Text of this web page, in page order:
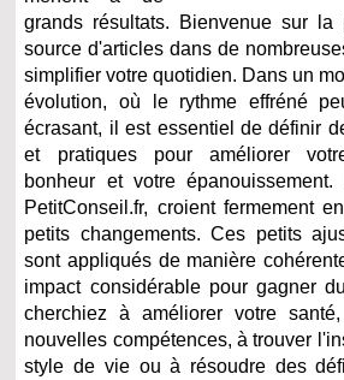
grands résultats. Bienvenue sur la
source d'articles dans de
simplifier votre quotidien. Dans un
évolution, où le rythme effréné
écrasant, il est essentiel de définir
et pratiques pour améliorer
bonheur et votre
PetitConseil.fr, croient fermement
petits changements. Ces petits
sont appliqués de manière
impact considérable pour gagner
cherchiez à améliorer votre
nouvelles compétences, à trouver
style de vie ou à résoudre des